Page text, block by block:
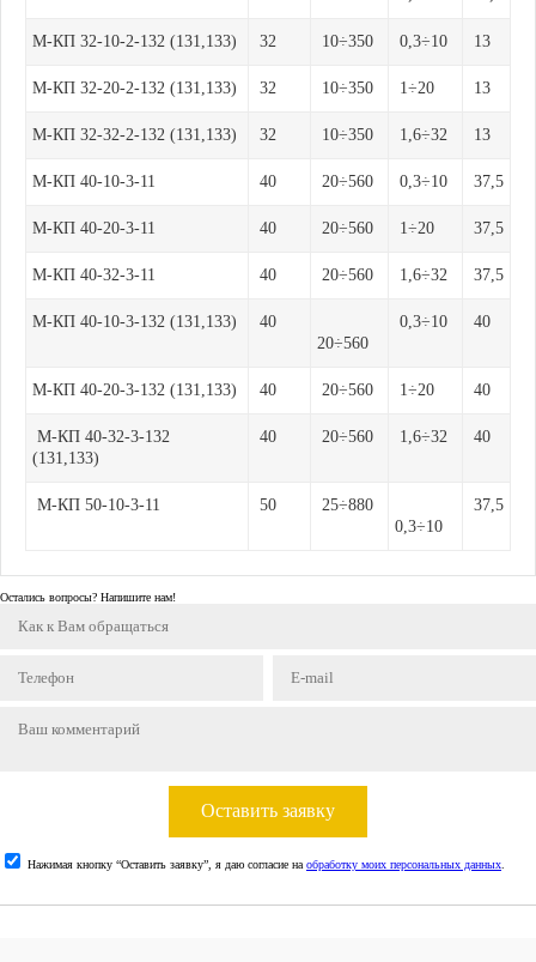
М-КП 32-10-2-132 (131,133) 32 10÷350 0,3÷10 13
М-КП 32-20-2-132 (131,133) 32 10÷350 1÷20 13
М-КП 32-32-2-132 (131,133) 32 10÷350 1,6÷32 13
М-КП 40-10-3-11 40 20÷560 0,3÷10 37,5
М-КП 40-20-3-11 40 20÷560 1÷20 37,5
М-КП 40-32-3-11 40 20÷560 1,6÷32 37,5
М-КП 40-10-3-132 (131,133)
40
20÷560
0,3÷10 40
М-КП 40-20-3-132 (131,133) 40 20÷560 1÷20 40
М-КП 40-32-3-132
(131,133)
40 20÷560 1,6÷32 40
М-КП 50-10-3-11 50
25÷880
0,3÷10
37,5
Остались вопросы? Напишите нам!
Оставить заявку
Нажимая кнопку “Оставить заявку”, я даю согласие на обработку моих персональных данных